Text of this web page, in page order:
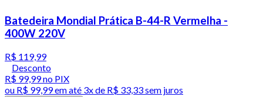
Batedeira Mondial Prática B-44-R Vermelha -
400W 220V
R$ 119,99
Desconto
R$ 99,99no PIX
ou R$ 99,99em até 3x de R$ 33,33 sem juros